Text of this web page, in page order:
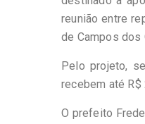
reunião entre
de Campos dos
Pelo projeto,
recebem até R$
O prefeito